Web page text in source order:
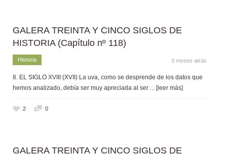
GALERA TREINTA Y CINCO SIGLOS DE
HISTORIA (Capítulo nº 118)
Historia 3 meses atrás
8. EL SIGLO XVIII (XVII) La uva, como se desprende de los datos que
hemos analizado, debía ser muy apreciada al ser ... [leer más]
2 0
GALERA TREINTA Y CINCO SIGLOS DE